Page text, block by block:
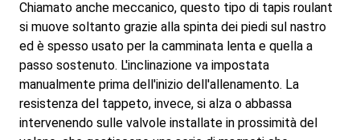
Chiamato anche meccanico, questo tipo di tapis roulant
si muove soltanto grazie alla spinta dei piedi sul nastro
ed è spesso usato per la camminata lenta e quella a
passo sostenuto. L'inclinazione va impostata
manualmente prima dell'inizio dell'allenamento. La
resistenza del tappeto, invece, si alza o abbassa
intervenendo sulle valvole installate in prossimità del